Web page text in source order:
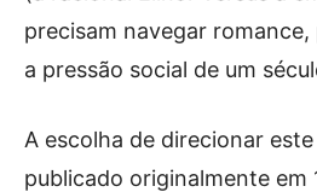
precisam navegar
a pressão social de um
A escolha de direcionar
publicado originalmente em